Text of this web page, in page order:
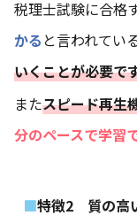
税理士試験に合格
かる と言われてい
いくことが必要で
またスピード再生
分のペースで学習
特徴2 質の高